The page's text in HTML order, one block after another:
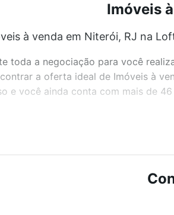
Imóveis
à venda em Niterói, RJ na
toda a negociação para você
a oferta ideal de Imóveis à
e você ainda conta com mais de
para combinar perfeitamente com